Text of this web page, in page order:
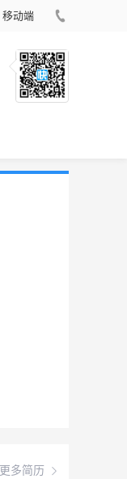
移动端
更多简历